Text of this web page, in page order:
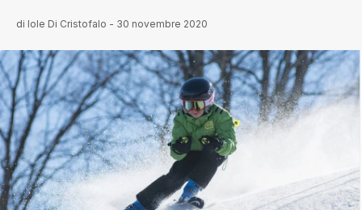
di Iole Di Cristofalo - 30 novembre 2020